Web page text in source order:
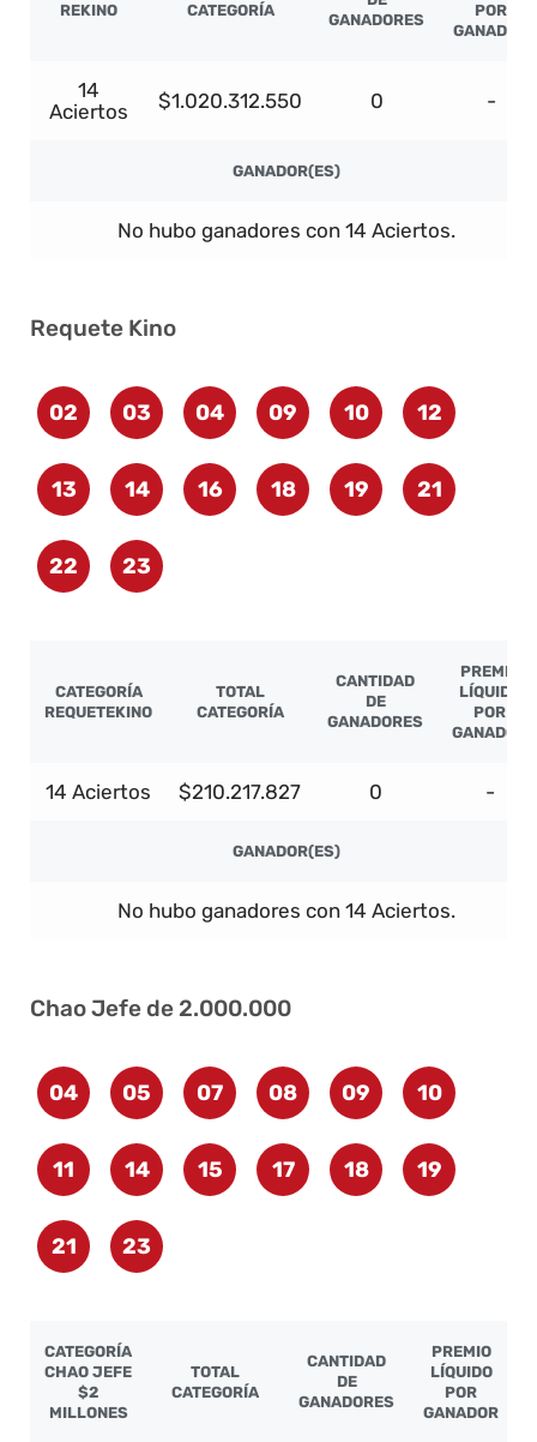
REKINO CATEGORÍA
GANADORES
POR
GANADOR
14
Aciertos
$1.020.312.550 0 -
GANADOR(ES)
No hubo ganadores con 14 Aciertos.
Requete Kino
02 03 04 09 10 12
13 14 16 18 19 21
22 23
CATEGORÍA
REQUETEKINO
TOTAL
CATEGORÍA
CANTIDAD
DE
GANADORES
PREMIO
LÍQUIDO
POR
GANADOR
14 Aciertos $210.217.827 0 -
GANADOR(ES)
No hubo ganadores con 14 Aciertos.
Chao Jefe de 2.000.000
04 05 07 08 09 10
11 14 15 17 18 19
21 23
CATEGORÍA
CHAO JEFE
$2
MILLONES
TOTAL
CATEGORÍA
CANTIDAD
DE
GANADORES
PREMIO
LÍQUIDO
POR
GANADOR